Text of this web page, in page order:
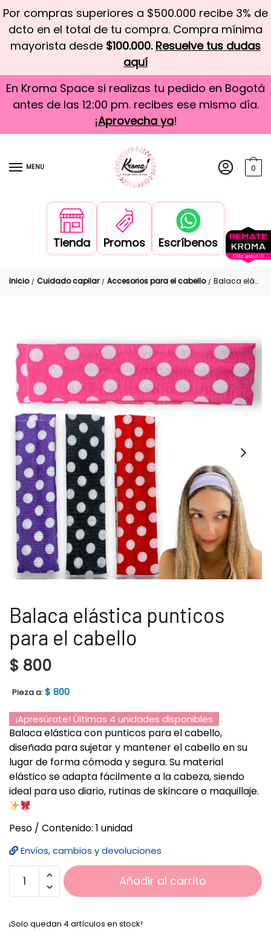
Por compras superiores a $500.000 recibe 3% de
dcto en el total de tu compra. Compra mínima
mayorista desde $100.000. Resuelve tus dudas
aquí
En Kroma Space si realizas tu pedido en Bogotá
antes de las 12:00 pm. recibes ese mismo día.
¡Aprovecha ya!
MENU 0
Tienda Promos Escríbenos
Inicio / Cuidado capilar / Accesorios para el cabello / Balaca elástica punticos para el cabello
Balaca elástica punticos
para el cabello
$ 800
Pieza a:$ 800
¡Apresúrate! Últimas 4 unidades disponibles
Balaca elástica con punticos para el cabello,
diseñada para sujetar y mantener el cabello en su
lugar de forma cómoda y segura. Su material
elástico se adapta fácilmente a la cabeza, siendo
ideal para uso diario, rutinas de skincare o maquillaje.
Peso / Contenido: 1 unidad
Envíos, cambios y devoluciones
Añadir al carrito
¡Solo quedan 4 artículos en stock!